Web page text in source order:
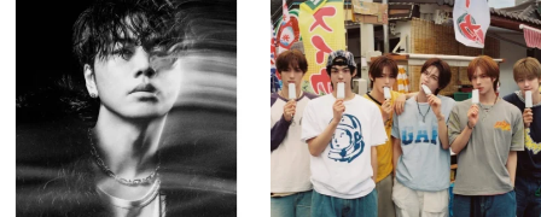
💡8月特番放送決定！
...
8月 4
477 0
💡8月特番放送決定！
...
8月 4
6 0